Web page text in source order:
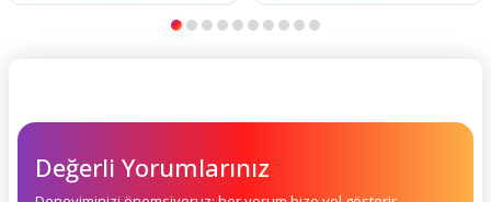
Değerli Yorumlarınız